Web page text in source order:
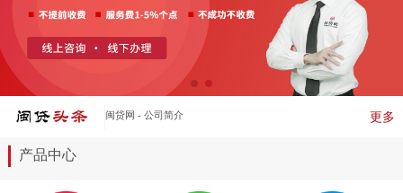
实体门店加盟合作 更多
产品中心